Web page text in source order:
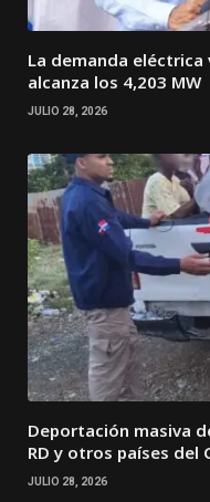
La demanda
alcanza los 4,203 MW
JULIO 28, 2026
Deportación masiva
RD y otros países del
JULIO 28, 2026